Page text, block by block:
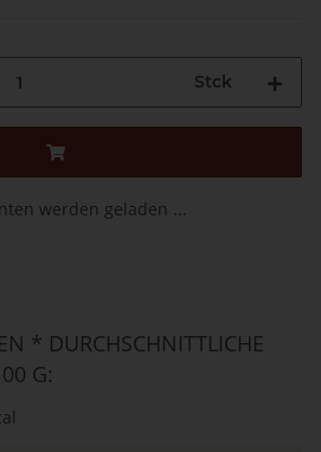
Stck
werden geladen ...
* DURCHSCHNITTLICHE
G: